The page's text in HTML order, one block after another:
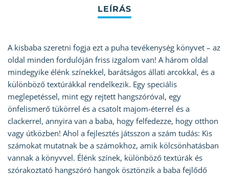
A kisbaba szeretni fogja ezt a puha tevékenység könyvet – az
oldal minden fordulóján friss izgalom van! A három oldal
mindegyike élénk színekkel, barátságos állati arcokkal, és a
különböző textúrákkal rendelkezik. Egy speciális
meglepetéssel, mint egy rejtett hangszóróval, egy
önfelismerő tükörrel és a csatolt majom-éterrel és a
clackerrel, annyira van a baba, hogy felfedezze, hogy otthon
vagy útközben! Ahol a fejlesztés játsszon a szám tudás: Kis
számokat mutatnak be a számokhoz, amik kölcsönhatásban
vannak a könyvvel. Élénk színek, különböző textúrák és
szórakoztató hangszóró hangok ösztönzik a baba fejlődő